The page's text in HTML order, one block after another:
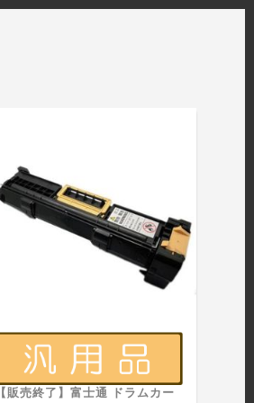
【販売終了】富士通 ドラムカー